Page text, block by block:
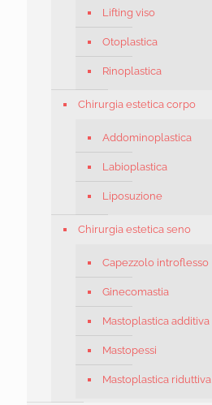
Lifting viso
Otoplastica
Rinoplastica
Chirurgia estetica corpo
Addominoplastica
Labioplastica
Liposuzione
Chirurgia estetica seno
Capezzolo introflesso
Ginecomastia
Mastoplastica additiva
Mastopessi
Mastoplastica riduttiva